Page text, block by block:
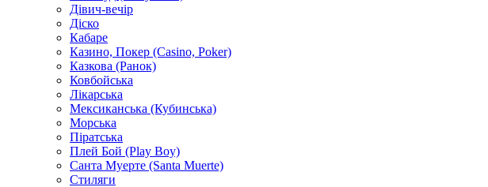
Дівич-вечір
Діско
Кабаре
Казино, Покер (Casino, Poker)
Казкова (Ранок)
Ковбойська
Лікарська
Мексиканська (Кубинська)
Морська
Піратська
Плей Бой (Play Boy)
Санта Муерте (Santa Muerte)
Стиляги